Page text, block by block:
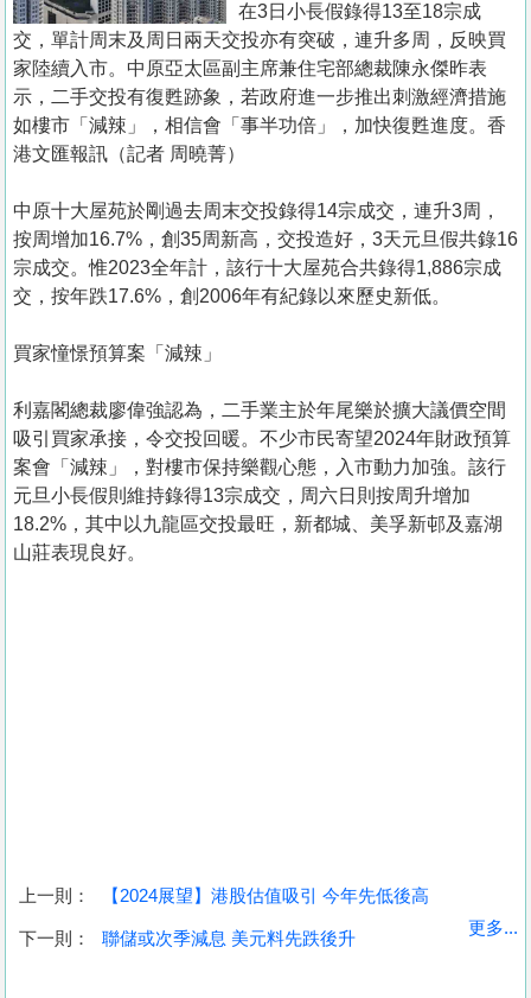
手
冊
關
於
我
們
收
在3日小長假錄得13至18宗成
交，單計周末及周日兩天交投亦有突破，連升多周，反映買
家陸續入市。中原亞太區副主席兼住宅部總裁陳永傑昨表
示，二手交投有復甦跡象，若政府進一步推出刺激經濟措施
如樓市「減辣」，相信會「事半功倍」，加快復甦進度。香
港文匯報訊（記者 周曉菁）
中原十大屋苑於剛過去周末交投錄得14宗成交，連升3周，
按周增加16.7%，創35周新高，交投造好，3天元旦假共錄16
宗成交。惟2023全年計，該行十大屋苑合共錄得1,886宗成
交，按年跌17.6%，創2006年有紀錄以來歷史新低。
買家憧憬預算案「減辣」
利嘉閣總裁廖偉強認為，二手業主於年尾樂於擴大議價空間
吸引買家承接，令交投回暖。不少市民寄望2024年財政預算
案會「減辣」，對樓市保持樂觀心態，入市動力加強。該行
元旦小長假則維持錄得13宗成交，周六日則按周升增加
18.2%，其中以九龍區交投最旺，新都城、美孚新邨及嘉湖
山莊表現良好。
上一則： 【2024展望】港股估值吸引 今年先低後高
下一則： 聯儲或次季減息 美元料先跌後升
更多...